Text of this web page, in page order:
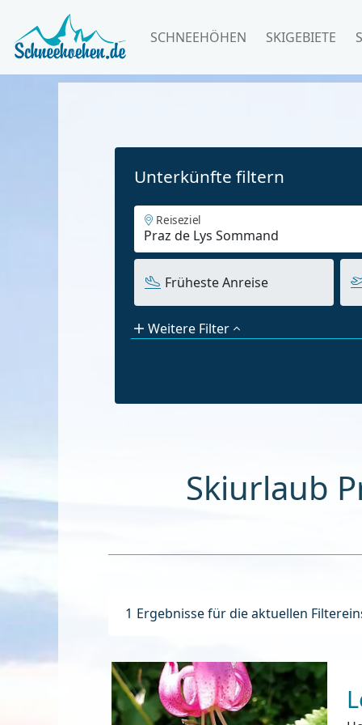
SCHNEEHÖHEN SKIGEBIETE
Unterkünfte filtern
Reiseziel
Früheste Anreise
Weitere Filter
Skiurlaub
1 Ergebnisse für die aktuellen